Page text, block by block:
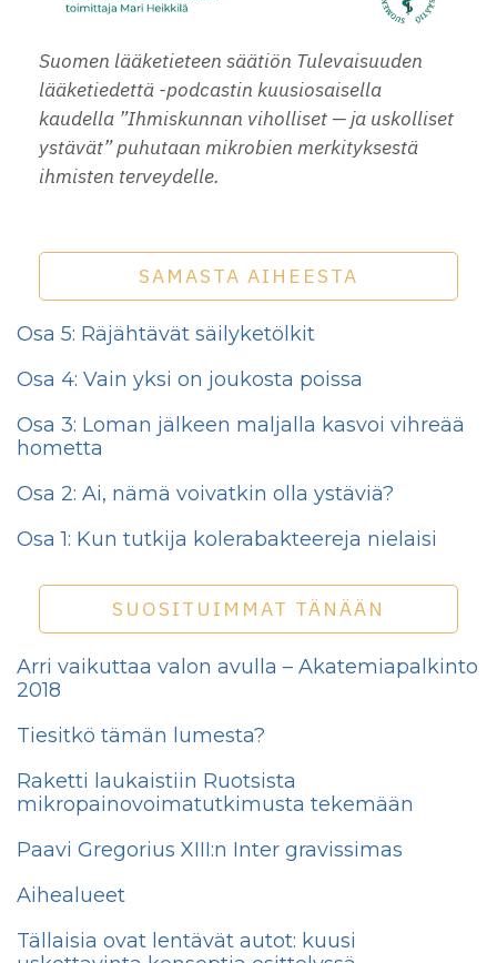
Suomen lääketieteen säätiön Tulevaisuuden
lääketiedettä -podcastin kuusiosaisella
kaudella ”Ihmiskunnan viholliset — ja uskolliset
ystävät” puhutaan mikrobien merkityksestä
ihmisten terveydelle.
SAMASTA AIHEESTA
Osa 5: Räjähtävät säilyketölkit
Osa 4: Vain yksi on joukosta poissa
Osa 3: Loman jälkeen maljalla kasvoi vihreää
hometta
Osa 2: Ai, nämä voivatkin olla ystäviä?
Osa 1: Kun tutkija kolerabakteereja nielaisi
SUOSITUIMMAT TÄNÄÄN
Arri vaikuttaa valon avulla – Akatemiapalkinto
2018
Tiesitkö tämän lumesta?
Raketti laukaistiin Ruotsista
mikropainovoimatutkimusta tekemään
Paavi Gregorius XIII:n Inter gravissimas
Aihealueet
Tällaisia ovat lentävät autot: kuusi